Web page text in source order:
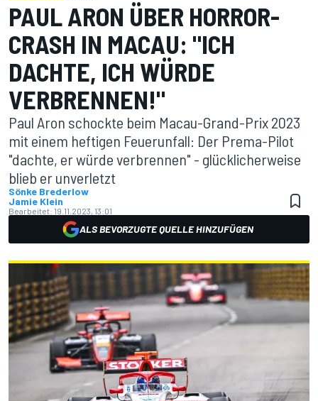
PAUL ARON ÜBER HORROR-
CRASH IN MACAU: "ICH
DACHTE, ICH WÜRDE
VERBRENNEN!"
Paul Aron schockte beim Macau-Grand-Prix 2023
mit einem heftigen Feuerunfall: Der Prema-Pilot
"dachte, er würde verbrennen" - glücklicherweise
blieb er unverletzt
Sönke Brederlow
Jamie Klein
Bearbeitet: 19.11.2023, 13:01
ALS BEVORZUGTE QUELLE HINZUFÜGEN